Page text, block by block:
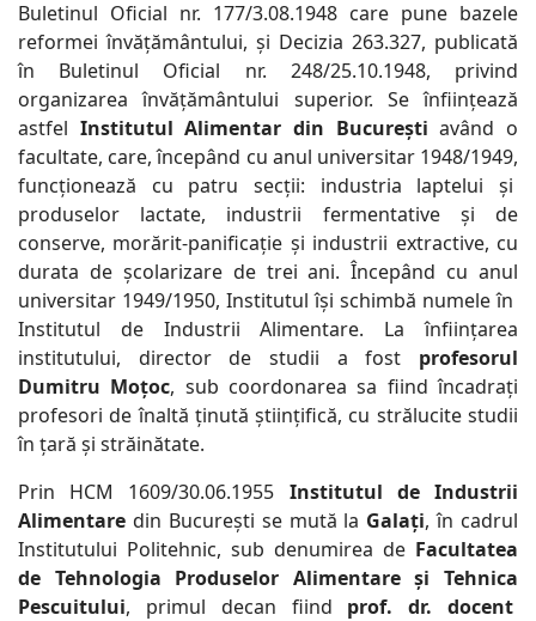
Buletinul Oficial nr. 177/3.08.1948 care pune bazele
reformei învățământului, și Decizia 263.327, publicată
în Buletinul Oficial nr. 248/25.10.1948, privind
organizarea învățământului superior. Se înființează
astfel Institutul Alimentar din București având o
facultate, care, începând cu anul universitar 1948/1949,
funcționează cu patru secții: industria laptelui și
produselor lactate, industrii fermentative și de
conserve, morărit-panificație și industrii extractive, cu
durata de școlarizare de trei ani. Începând cu anul
universitar 1949/1950, Institutul își schimbă numele în
Institutul de Industrii Alimentare. La înființarea
institutului, director de studii a fost profesorul
Dumitru Moțoc, sub coordonarea sa fiind încadrați
profesori de înaltă ținută științifică, cu strălucite studii
în țară și străinătate.
Prin HCM 1609/30.06.1955 Institutul de Industrii
Alimentare din București se mută la Galați, în cadrul
Institutului Politehnic, sub denumirea de Facultatea
de Tehnologia Produselor Alimentare și Tehnica
Pescuitului, primul decan fiind prof. dr. docent